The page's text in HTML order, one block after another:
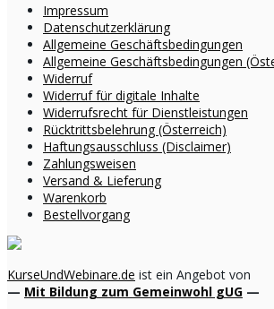
Impressum
Datenschutzerklärung
Allgemeine Geschäftsbedingungen
Allgemeine Geschäftsbedingungen
Widerruf
Widerruf für digitale Inhalte
Widerrufsrecht für Dienstleistungen
Rücktrittsbelehrung (Österreich)
Haftungsausschluss (Disclaimer)
Zahlungsweisen
Versand & Lieferung
Warenkorb
Bestellvorgang
KurseUndWebinare.de ist ein Angebot von
— Mit Bildung zum Gemeinwohl gUG —